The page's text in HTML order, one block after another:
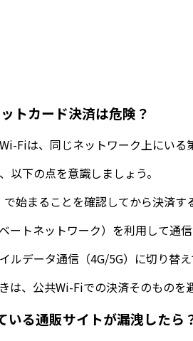
トカード決済は危険？
Fiは、同じネットワーク上にい
以下の点を意識しましょう。
始まることを確認してから決済す
ートネットワーク）を利用して通
ルデータ通信（4G/5G）に切り替
は、公共Wi-Fiでの決済そのもの
いる通販サイトが漏洩したら